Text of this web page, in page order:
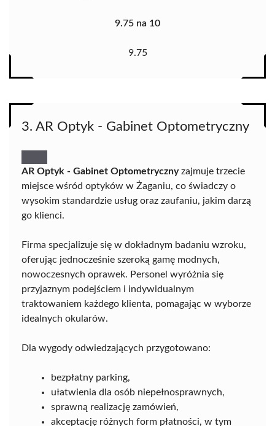
9.75 na 10
9.75
3. AR Optyk - Gabinet Optometryczny
AR Optyk - Gabinet Optometrycznyzajmuje trzecie
miejsce wśród optyków w Żaganiu, co świadczy o
wysokim standardzie usług oraz zaufaniu, jakim darzą
go klienci.
Firma specjalizuje się w dokładnym badaniu wzroku,
oferując jednocześnie szeroką gamę modnych,
nowoczesnych oprawek. Personel wyróżnia się
przyjaznym podejściem i indywidualnym
traktowaniem każdego klienta, pomagając w wyborze
idealnych okularów.
Dla wygody odwiedzających przygotowano:
bezpłatny parking,
ułatwienia dla osób niepełnosprawnych,
sprawną realizację zamówień,
akceptację różnych form płatności, w tym